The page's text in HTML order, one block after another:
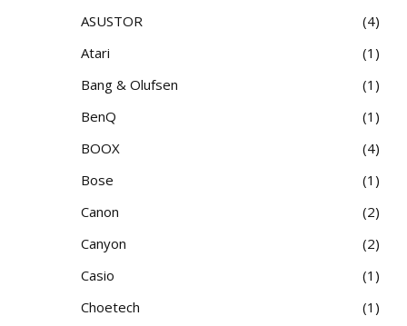
ASUSTOR
4
Atari
1
Bang & Olufsen
1
BenQ
1
BOOX
4
Bose
1
Canon
2
Canyon
2
Casio
1
Choetech
1